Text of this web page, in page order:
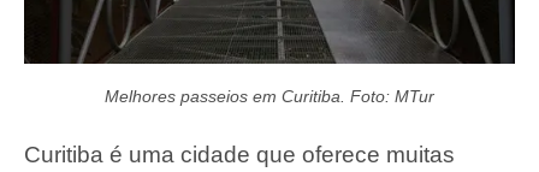
Melhores passeios em Curitiba. Foto: MTur
Curitiba é uma cidade que oferece muitas